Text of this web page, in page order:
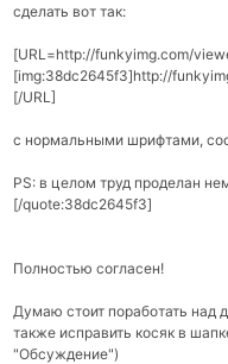
сделать вот так:
[URL=http://funkyimg.com/
[img:38dc2645f3]http://
[/URL]
с нормальными шрифтами,
PS: в целом труд проделан
[/quote:38dc2645f3]
Полностью согласен!
Думаю стоит поработать над
также исправить косяк в
"Обсуждение")